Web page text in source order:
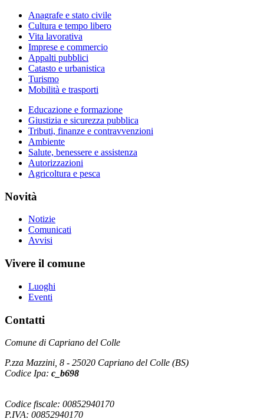
Anagrafe e stato civile
Cultura e tempo libero
Vita lavorativa
Imprese e commercio
Appalti pubblici
Catasto e urbanistica
Turismo
Mobilità e trasporti
Educazione e formazione
Giustizia e sicurezza pubblica
Tributi, finanze e contravvenzioni
Ambiente
Salute, benessere e assistenza
Autorizzazioni
Agricoltura e pesca
Novità
Notizie
Comunicati
Avvisi
Vivere il comune
Luoghi
Eventi
Contatti
Comune di Capriano del Colle
P.zza Mazzini, 8 - 25020 Capriano del Colle (BS)
Codice Ipa: c_b698
Codice fiscale: 00852940170
P.IVA: 00852940170